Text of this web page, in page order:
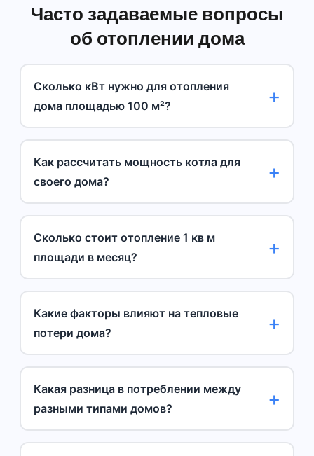
Часто задаваемые вопросы
об отоплении дома
Сколько кВт нужно для отопления
дома площадью 100 м²?
Как рассчитать мощность котла для
своего дома?
Сколько стоит отопление 1 кв м
площади в месяц?
Какие факторы влияют на тепловые
потери дома?
Какая разница в потреблении между
разными типами домов?